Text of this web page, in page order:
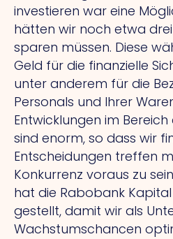
investieren war eine
hätten wir noch etwa
sparen müssen. Diese
Geld für die finanzielle
unter anderem für die
Personals und Ihrer
Entwicklungen im
sind enorm, so dass wir
Entscheidungen treffen
Konkurrenz voraus zu
hat die Rabobank
gestellt, damit wir als
Wachstumschancen